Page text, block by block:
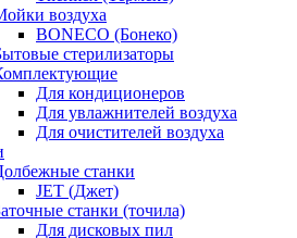
воздуха
BONECO (Бонеко)
стерилизаторы
Для кондиционеров
Для увлажнителей воздуха
Для очистителей воздуха
станки
JET (Джет)
станки (точила)
Для дисковых пил